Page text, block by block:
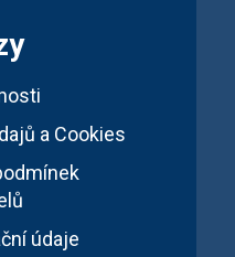
a Cookies
údaje